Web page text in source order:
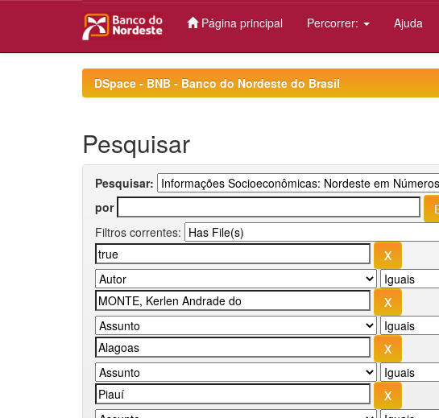
Página principal Percorrer: Ajuda
DSpace - BNB - Banco do Nordeste do Brasil
Pesquisar
Pesquisar:
por
Filtros correntes: